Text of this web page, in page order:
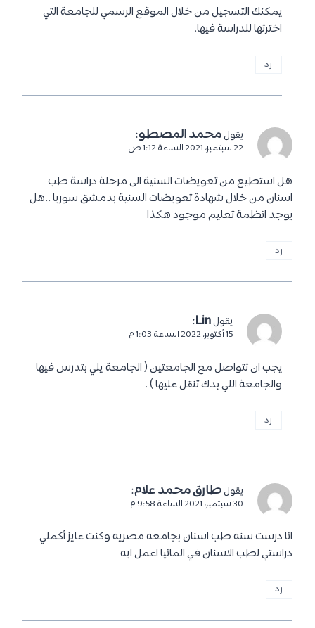
يمكنك التسجيل من خلال الموقع الرسمي للجامعة التي
اخترتها للدراسة فيها.
رد
يقول محمد المصطو:
22 سبتمبر، 2021 الساعة 1:12 ص
هل استطيع من تعويضات السنية الى مرحلة دراسة طب
اسنان من خلال شهادة تعويضات السنية بدمشق سوريا ..هل
يوجد انظمة تعليم موجود هكذا
رد
يقول Lin
:
15 أكتوبر، 2022 الساعة 1:03 م
يجب ان تتواصل مع الجامعتين ( الجامعة يلي بتدرس فيها
والجامعة اللي بدك تنقل عليها ) .
رد
يقول طارق محمد علام:
30 سبتمبر، 2021 الساعة 9:58 م
انا درست سنه طب اسنان بجامعه مصريه وكنت عايز أكملي
دراستي لطب الاسنان في المانيا اعمل ايه
رد